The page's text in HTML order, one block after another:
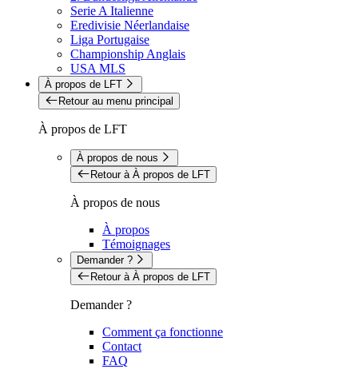
Serie A Italienne
Eredivisie Néerlandaise
Liga Portugaise
Championship Anglais
USA MLS
À propos de LFT
Retour au menu principal
À propos de LFT
À propos de nous
Retour à À propos de LFT
À propos de nous
À propos
Témoignages
Demander ?
Retour à À propos de LFT
Demander ?
Comment ça fonctionne
Contact
FAQ